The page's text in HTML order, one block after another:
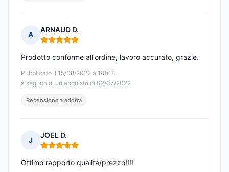
A
ARNAUD D.
Nota: 5 su 5
Pubblicato il 15/08/2022 à 10h18
a seguito di un acquisto di 02/07/2022
Prodotto conforme all'ordine, lavoro accurato, grazie.
Recensione tradotta
J
JOEL D.
Nota: 5 su 5
Ottimo rapporto qualità/prezzo!!!!